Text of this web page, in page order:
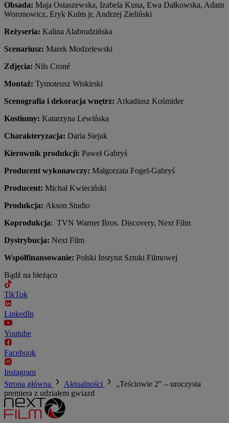
Obsada: Maja Ostaszewska, Izabela Kuna, Ewa Dałkowska, Adam
Woronowicz, Eryk Kulm jr, Andrzej Zieliński
Reżyseria: Kalina Alabrudzińska
Scenariusz: Marek Modzelewski
Zdjęcia: Nils Croné
Montaż: Tymoteusz Wiskirski
Scenografia i dekoracja wnętrz: Arkadiusz Kośmider
Kostiumy: Katarzyna Lewińska
Charakteryzacja: Daria Siejak
Kierownik produkcji: Paweł Gabryś
Producent wykonawczy: Małgorzata Fogel-Gabryś
Producent: Michał Kwieciński
Produkcja: Akson Studio
Koprodukcja: TVN Warner Bros. Discovery, Next Film
Dystrybucja: Next Film
Współfinansowanie: Polski Instytut Sztuki Filmowej
Bądź na bieżąco
TikTok
LinkedIn
Youtube
Facebook
Instagram
Strona główna
Aktualności
„Teściowie 2″ – uroczysta
premiera z udziałem gwiazd